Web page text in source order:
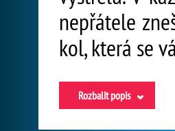
nepřátele
kol, která se
Rozbalit popis